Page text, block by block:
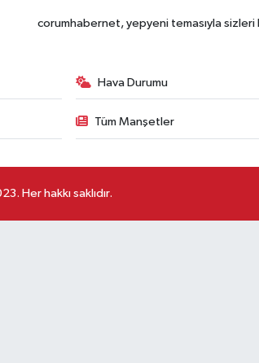
corumhabernet, yepyeni temasıyla
Hava Durumu
Tüm Manşetler
Her hakkı saklıdır.